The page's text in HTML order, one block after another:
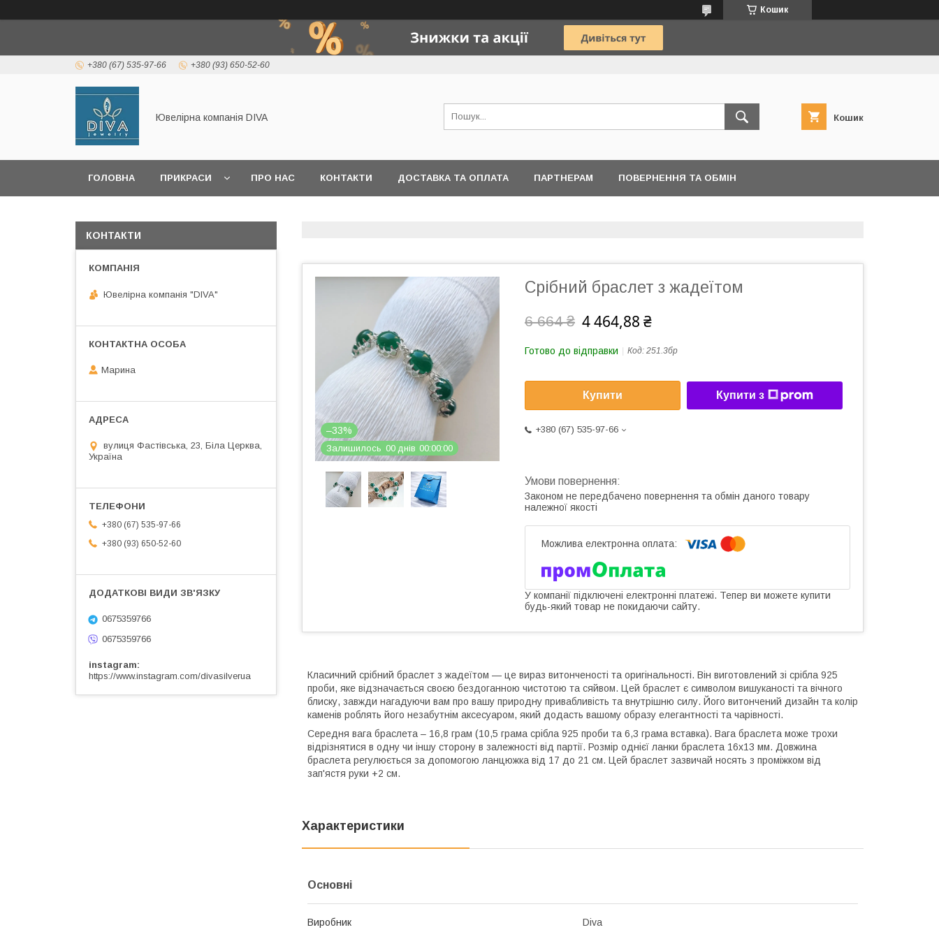
Кошик
+380 (67) 535-97-66 +380 (93) 650-52-60
Ювелірна компанія DIVA Кошик
ГОЛОВНА ПРИКРАСИ ПРО НАС КОНТАКТИ ДОСТАВКА ТА ОПЛАТА ПАРТНЕРАМ ПОВЕРНЕННЯ ТА ОБМІН
–33%
Залишилось 00 днів 00 00 00
Срібний браслет з жадеїтом
6 664 ₴ 4 464,88 ₴
Готово до відправки Код: 251.3бр
Купити Купити з
+380 (67) 535-97-66
Законом не передбачено повернення та обмін даного товару
належної якості
У компанії підключені електронні платежі. Тепер ви можете купити
будь-який товар не покидаючи сайту.
Класичний срібний браслет з жадеїтом — це вираз витонченості та оригінальності. Він виготовлений зі срібла 925
проби, яке відзначається своєю бездоганною чистотою та сяйвом. Цей браслет є символом вишуканості та вічного
блиску, завжди нагадуючи вам про вашу природну привабливість та внутрішню силу. Його витончений дизайн та колір
каменів роблять його незабутнім аксесуаром, який додасть вашому образу елегантності та чарівності.
Середня вага браслета – 16,8 грам (10,5 грама срібла 925 проби та 6,3 грама вставка). Вага браслета може трохи
відрізнятися в одну чи іншу сторону в залежності від партії. Розмір однієї ланки браслета 16х13 мм. Довжина
браслета регулюється за допомогою ланцюжка від 17 до 21 см. Цей браслет зазвичай носять з проміжком від
зап'ястя руки +2 см.
Характеристики
Основні
Виробник Diva
КОНТАКТИ
Ювелірна компанія "DIVA"
Марина
вулиця Фастівська, 23, Біла Церква,
Україна
+380 (67) 535-97-66
+380 (93) 650-52-60
0675359766
0675359766
instagram
https://www.instagram.com/divasilverua